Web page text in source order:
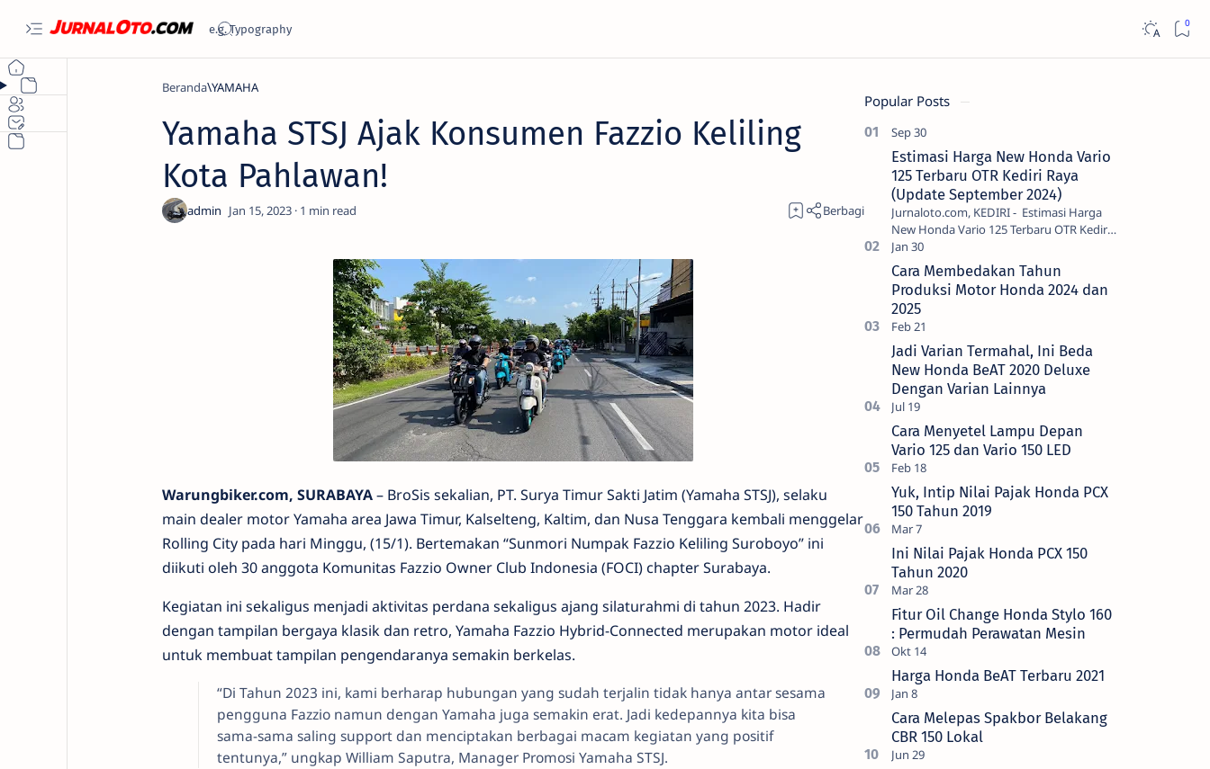
Beranda YAMAHA
Yamaha STSJ Ajak Konsumen Fazzio Keliling
Kota Pahlawan!
1
Warungbiker.com, SURABAYA– BroSis sekalian, PT. Surya Timur Sakti Jatim (Yamaha STSJ), selaku
main dealer motor Yamaha area Jawa Timur, Kalselteng, Kaltim, dan Nusa Tenggara kembali menggelar
Rolling City pada hari Minggu, (15/1). Bertemakan “Sunmori Numpak Fazzio Keliling Suroboyo” ini
diikuti oleh 30 anggota Komunitas Fazzio Owner Club Indonesia (FOCI) chapter Surabaya.
Kegiatan ini sekaligus menjadi aktivitas perdana sekaligus ajang silaturahmi di tahun 2023. Hadir
dengan tampilan bergaya klasik dan retro, Yamaha Fazzio Hybrid-Connected merupakan motor ideal
untuk membuat tampilan pengendaranya semakin berkelas.
“Di Tahun 2023 ini, kami berharap hubungan yang sudah terjalin tidak hanya antar sesama
pengguna Fazzio namun dengan Yamaha juga semakin erat. Jadi kedepannya kita bisa
sama-sama saling support dan menciptakan berbagai macam kegiatan yang positif
tentunya,” ungkap William Saputra, Manager Promosi Yamaha STSJ.
Popular Posts
Estimasi Harga New Honda Vario
125 Terbaru OTR Kediri Raya
(Update September 2024)
Jurnaloto.com, KEDIRI - Estimasi Harga
New Honda Vario 125 Terbaru OTR Kediri
Raya (Update September 2024) Brosis
sekalian, PT Astra Honda Motor (AH…
Cara Membedakan Tahun
Produksi Motor Honda 2024 dan
2025
Jadi Varian Termahal, Ini Beda
New Honda BeAT 2020 Deluxe
Dengan Varian Lainnya
Cara Menyetel Lampu Depan
Vario 125 dan Vario 150 LED
Yuk, Intip Nilai Pajak Honda PCX
150 Tahun 2019
Ini Nilai Pajak Honda PCX 150
Tahun 2020
Fitur Oil Change Honda Stylo 160
: Permudah Perawatan Mesin
Harga Honda BeAT Terbaru 2021
Cara Melepas Spakbor Belakang
CBR 150 Lokal